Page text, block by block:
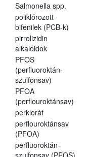
Salmonella spp.
poliklórozott-
bifenilek (PCB-k)
pirrolizidin
alkaloidok
PFOS
(perfluoroktán-
szulfonsav)
PFOA
(perflouroktánsav)
perklorát
perflouroktánsav
(PFOA)
perfluoroktán-